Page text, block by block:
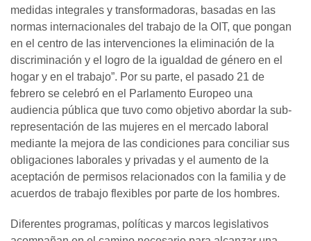
medidas integrales y transformadoras, basadas en las
normas internacionales del trabajo de la OIT, que pongan
en el centro de las intervenciones la eliminación de la
discriminación y el logro de la igualdad de género en el
hogar y en el trabajo”. Por su parte, el pasado 21 de
febrero se celebró en el Parlamento Europeo una
audiencia pública que tuvo como objetivo abordar la sub-
representación de las mujeres en el mercado laboral
mediante la mejora de las condiciones para conciliar sus
obligaciones laborales y privadas y el aumento de la
aceptación de permisos relacionados con la familia y de
acuerdos de trabajo flexibles por parte de los hombres.
Diferentes programas, políticas y marcos legislativos